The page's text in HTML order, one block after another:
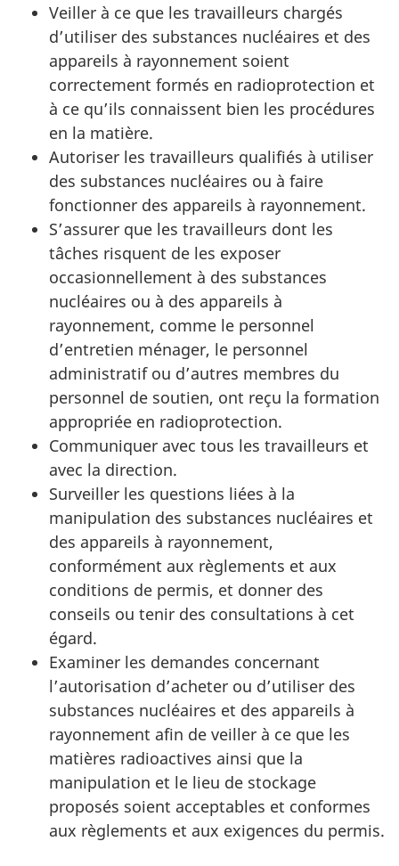
Veiller à ce que les travailleurs chargés
d’utiliser des substances nucléaires et des
appareils à rayonnement soient
correctement formés en radioprotection et
à ce qu’ils connaissent bien les procédures
en la matière.
Autoriser les travailleurs qualifiés à utiliser
des substances nucléaires ou à faire
fonctionner des appareils à rayonnement.
S’assurer que les travailleurs dont les
tâches risquent de les exposer
occasionnellement à des substances
nucléaires ou à des appareils à
rayonnement, comme le personnel
d’entretien ménager, le personnel
administratif ou d’autres membres du
personnel de soutien, ont reçu la formation
appropriée en radioprotection.
Communiquer avec tous les travailleurs et
avec la direction.
Surveiller les questions liées à la
manipulation des substances nucléaires et
des appareils à rayonnement,
conformément aux règlements et aux
conditions de permis, et donner des
conseils ou tenir des consultations à cet
égard.
Examiner les demandes concernant
l’autorisation d’acheter ou d’utiliser des
substances nucléaires et des appareils à
rayonnement afin de veiller à ce que les
matières radioactives ainsi que la
manipulation et le lieu de stockage
proposés soient acceptables et conformes
aux règlements et aux exigences du permis.